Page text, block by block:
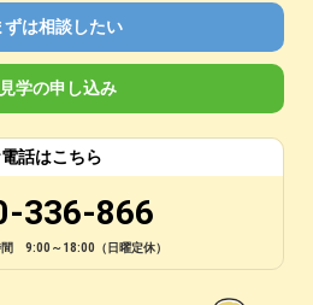
ずは相談したい
見学の申し込み
話はこちら
336-866
9:00～18:00（日曜定休）